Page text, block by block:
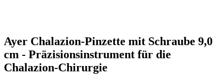
Ayer Chalazion-Pinzette mit Schraube 9,0
cm - Präzisionsinstrument für die
Chalazion-Chirurgie